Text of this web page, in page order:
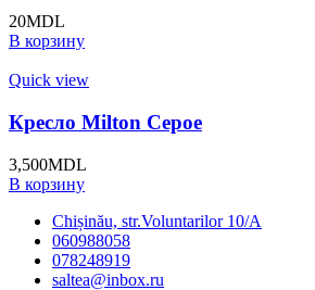
20MDL
В корзину
Quick view
Кресло Milton Серое
3,500MDL
В корзину
Chișinău, str.Voluntarilor 10/A
060988058
078248919
saltea@inbox.ru